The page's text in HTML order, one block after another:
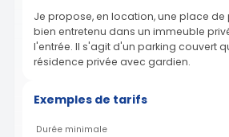
Je propose, en location, une place de
bien entretenu dans un immeuble
l'entrée. Il s'agit d'un parking couvert
résidence privée avec gardien.
Exemples de tarifs
Durée minimale